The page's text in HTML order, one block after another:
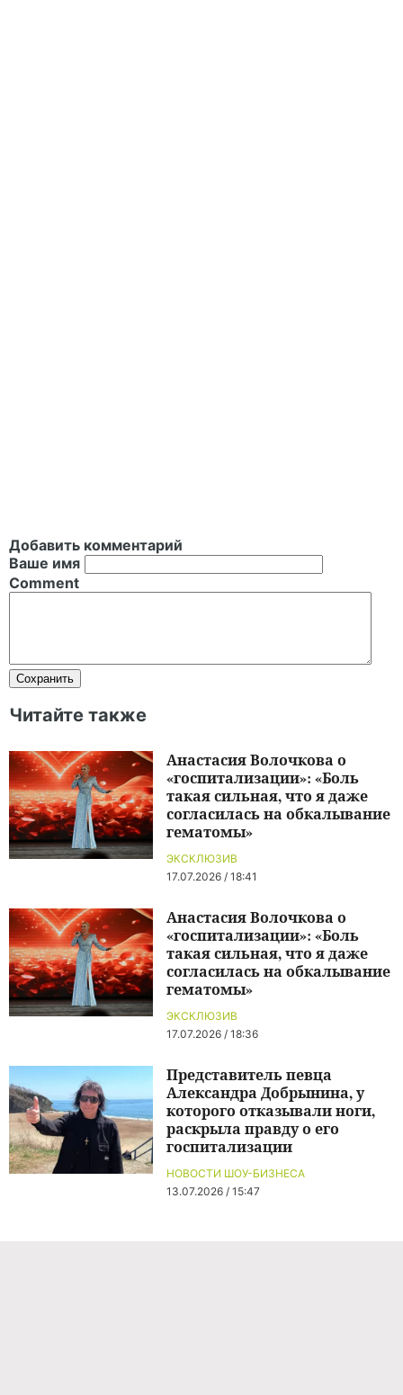
Добавить комментарий
Ваше имя
Comment
Читайте также
ЭКСКЛЮЗИВ
17.07.2026 / 18:41
Анастасия Волочкова о
«госпитализации»: «Боль
такая сильная, что я даже
согласилась на обкалывание
гематомы»
ЭКСКЛЮЗИВ
17.07.2026 / 18:36
Анастасия Волочкова о
«госпитализации»: «Боль
такая сильная, что я даже
согласилась на обкалывание
гематомы»
НОВОСТИ ШОУ-БИЗНЕСА
13.07.2026 / 15:47
Представитель певца
Александра Добрынина, у
которого отказывали ноги,
раскрыла правду о его
госпитализации